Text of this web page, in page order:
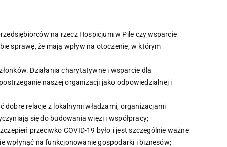
na rzecz Hospicjum w Pile czy wsparcie
sprawę, że mają wpływ na otoczenie, w którym
Działania charytatywne i wsparcie dla
naszej organizacji jako odpowiedzialnej i
dobre relacje z lokalnymi władzami, organizacjami
się do budowania więzi i współpracy;
przeciwko COVID-19 było i jest szczególnie ważne
wpłynąć na funkcjonowanie gospodarki i biznesów;